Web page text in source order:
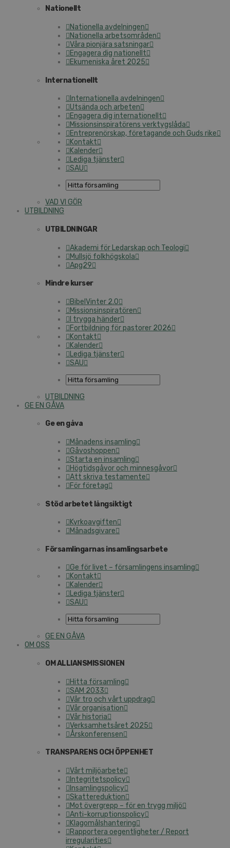
Nationellt
Nationella avdelningen
Nationella arbetsområden
Våra pionjära satsningar
Engagera dig nationellt
Ekumeniska året 2025
Internationellt
Internationella avdelningen
Utsända och arbeten
Engagera dig internationellt
Missionsinspiratörens verktygslåda
Entreprenörskap, företagande och Guds rike
Kontakt
Kalender
Lediga tjänster
SAU
VAD VI GÖR
UTBILDNING
UTBILDNINGAR
Akademi för Ledarskap och Teologi
Mullsjö folkhögskola
Apg29
Mindre kurser
BibelVinter 2.0
Missionsinspiratören
I trygga händer
Fortbildning för pastorer 2026
Kontakt
Kalender
Lediga tjänster
SAU
UTBILDNING
GE EN GÅVA
Ge en gåva
Månadens insamling
Gåvoshoppen
Starta en insamling
Högtidsgåvor och minnesgåvor
Att skriva testamente
För företag
Stöd arbetet långsiktigt
Kyrkoavgiften
Månadsgivare
Församlingarnas insamlingsarbete
Ge för livet – församlingens insamling
Kontakt
Kalender
Lediga tjänster
SAU
GE EN GÅVA
OM OSS
OM ALLIANSMISSIONEN
Hitta församling
SAM 2033
Vår tro och vårt uppdrag
Vår organisation
Vår historia
Verksamhetsåret 2025
Årskonferensen
TRANSPARENS OCH ÖPPENHET
Vårt miljöarbete
Integritetspolicy
Insamlingspolicy
Skattereduktion
Mot övergrepp – för en trygg miljö
Anti-korruptionspolicy
Klagomålshantering
Rapportera oegentligheter / Report
irregularities